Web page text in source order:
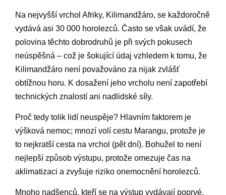
Na nejvyšší vrchol Afriky, Kilimandžáro, se každoročně
vydává asi 30 000 horolezců. Často se však uvádí, že
polovina těchto dobrodruhů je při svých pokusech
neúspěšná – což je šokující údaj vzhledem k tomu, že
Kilimandžáro není považováno za nijak zvlášť
obtížnou horu. K dosažení jeho vrcholu není zapotřebí
technických znalostí ani nadlidské síly.
Proč tedy tolik lidí neuspěje? Hlavním faktorem je
výšková nemoc; mnozí volí cestu Marangu, protože je
to nejkratší cesta na vrchol (pět dní). Bohužel to není
nejlepší způsob výstupu, protože omezuje čas na
aklimatizaci a zvyšuje riziko onemocnění horolezců.
Mnoho nadšenců, kteří se na výstup vydávají poprvé,